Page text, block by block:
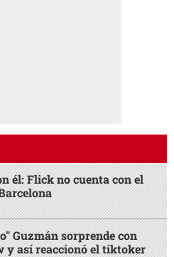
él: Flick no cuenta con el
Guzmán sorprende con
y así reaccionó el tiktoker